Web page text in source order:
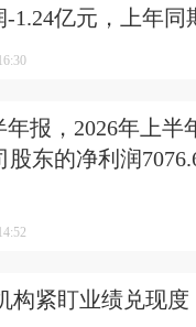
-1.24亿元，上年
报，2026年上
股东的净利润
构紧盯业绩兑现度